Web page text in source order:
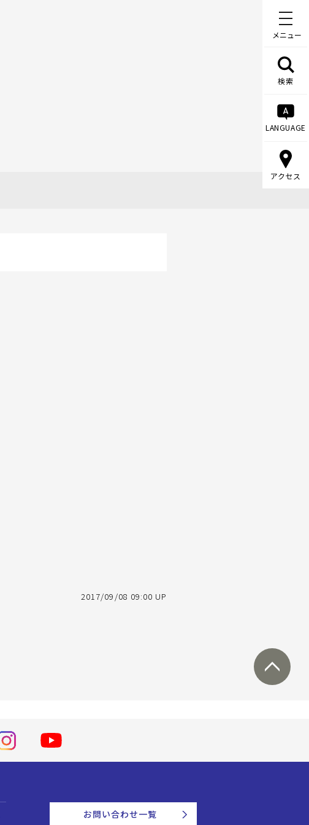
メニュー
検索
LANGUAGE
アクセス
2017/09/08 09:00 UP
お問い合わせ一覧